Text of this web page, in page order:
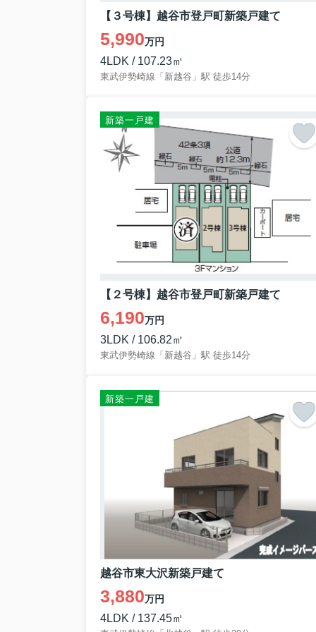
期間中にいただいたお問い合わせにつきま
ご不便をおかけいたしますが、何卒よろし
不動産の無料相談でよく
していいの？」「営業さ
2025.12.26
年末年始の休業に関して
【年末年始の休業について】
平素は格別のご愛顧を賜り、厚く御礼申し上げ
休業期間中に頂いたお問合せについきまして
【３号棟】越谷市登戸町新築戸建て
5,990万円
4LDK / 107.23㎡
東武伊勢崎線「新越谷」駅 徒歩14分
新築一戸建
【２号棟】越谷市登戸町新築戸建て
6,190万円
3LDK / 106.82㎡
東武伊勢崎線「新越谷」駅 徒歩14分
新築一戸建
越谷市東大沢新築戸建て
3,880万円
4LDK / 137.45㎡